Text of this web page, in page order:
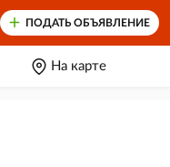
ПОДАТЬ ОБЪЯВЛЕНИЕ
На карте